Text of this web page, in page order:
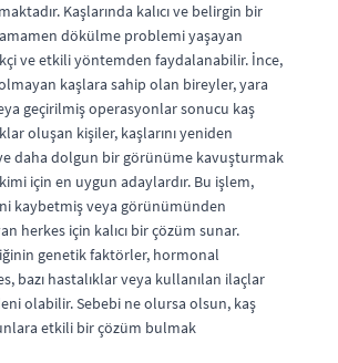
Kaşlarında kalıcı ve belirgin bir
dökülme problemi yaşayan
ve etkili yöntemden faydalanabilir. İnce,
kaşlara sahip olan bireyler, yara
geçirilmiş operasyonlar sonucu kaş
oluşan kişiler, kaşlarını yeniden
daha dolgun bir görünüme kavuşturmak
için en uygun adaylardır. Bu işlem,
kaybetmiş veya görünümünden
herkes için kalıcı bir çözüm sunar.
genetik faktörler, hormonal
bazı hastalıklar veya kullanılan ilaçlar
olabilir. Sebebi ne olursa olsun, kaş
etkili bir çözüm bulmak